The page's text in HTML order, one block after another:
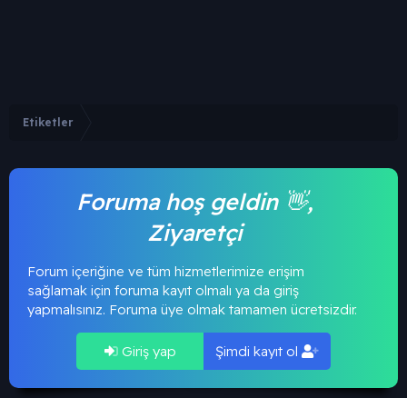
Etiketler
Foruma hoş geldin 👋,
Ziyaretçi
Forum içeriğine ve tüm hizmetlerimize erişim
sağlamak için foruma kayıt olmalı ya da giriş
yapmalısınız. Foruma üye olmak tamamen ücretsizdir.
Giriş yap Şimdi kayıt ol